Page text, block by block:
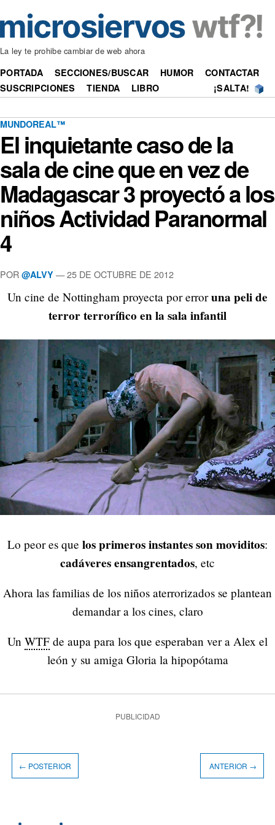
La ley te prohibe cambiar de web ahora
PORTADA SECCIONES/BUSCAR HUMOR
CONTACTAR
SUSCRIPCIONES
TIENDA LIBRO ¡SALTA!
MUNDOREAL™
El inquietante caso de la
sala de cine que en vez de
Madagascar 3 proyectó a los
niños Actividad Paranormal
4
POR @ALVY —25 DE OCTUBRE DE 2012
Un cine de Nottingham proyecta por erroruna peli de
terror terrorífico en la sala infantil
Lo peor es que los primeros instantes son moviditos:
cadáveres ensangrentados, etc
Ahora las familias de los niños aterrorizados se plantean
demandar a los cines, claro
Un WTF de aupa para los que esperaban ver a Alex el
león y su amiga Gloria la hipopótama
PUBLICIDAD
← POSTERIOR ANTERIOR →